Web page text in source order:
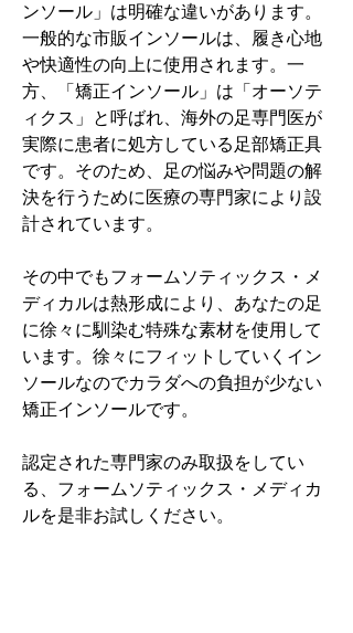
ンソール」は明確な違いがあります。
一般的な市販インソールは、履き心地
や快適性の向上に使用されます。一
方、「矯正インソール」は「オーソテ
ィクス」と呼ばれ、海外の足専門医が
実際に患者に処方している足部矯正具
です。そのため、足の悩みや問題の解
決を行うために医療の専門家により設
計されています。
その中でもフォームソティックス・メ
ディカルは熱形成により、あなたの足
に徐々に馴染む特殊な素材を使用して
います。徐々にフィットしていくイン
ソールなのでカラダへの負担が少ない
矯正インソールです。
認定された専門家のみ取扱をしてい
る、フォームソティックス・メディカ
ルを是非お試しください。